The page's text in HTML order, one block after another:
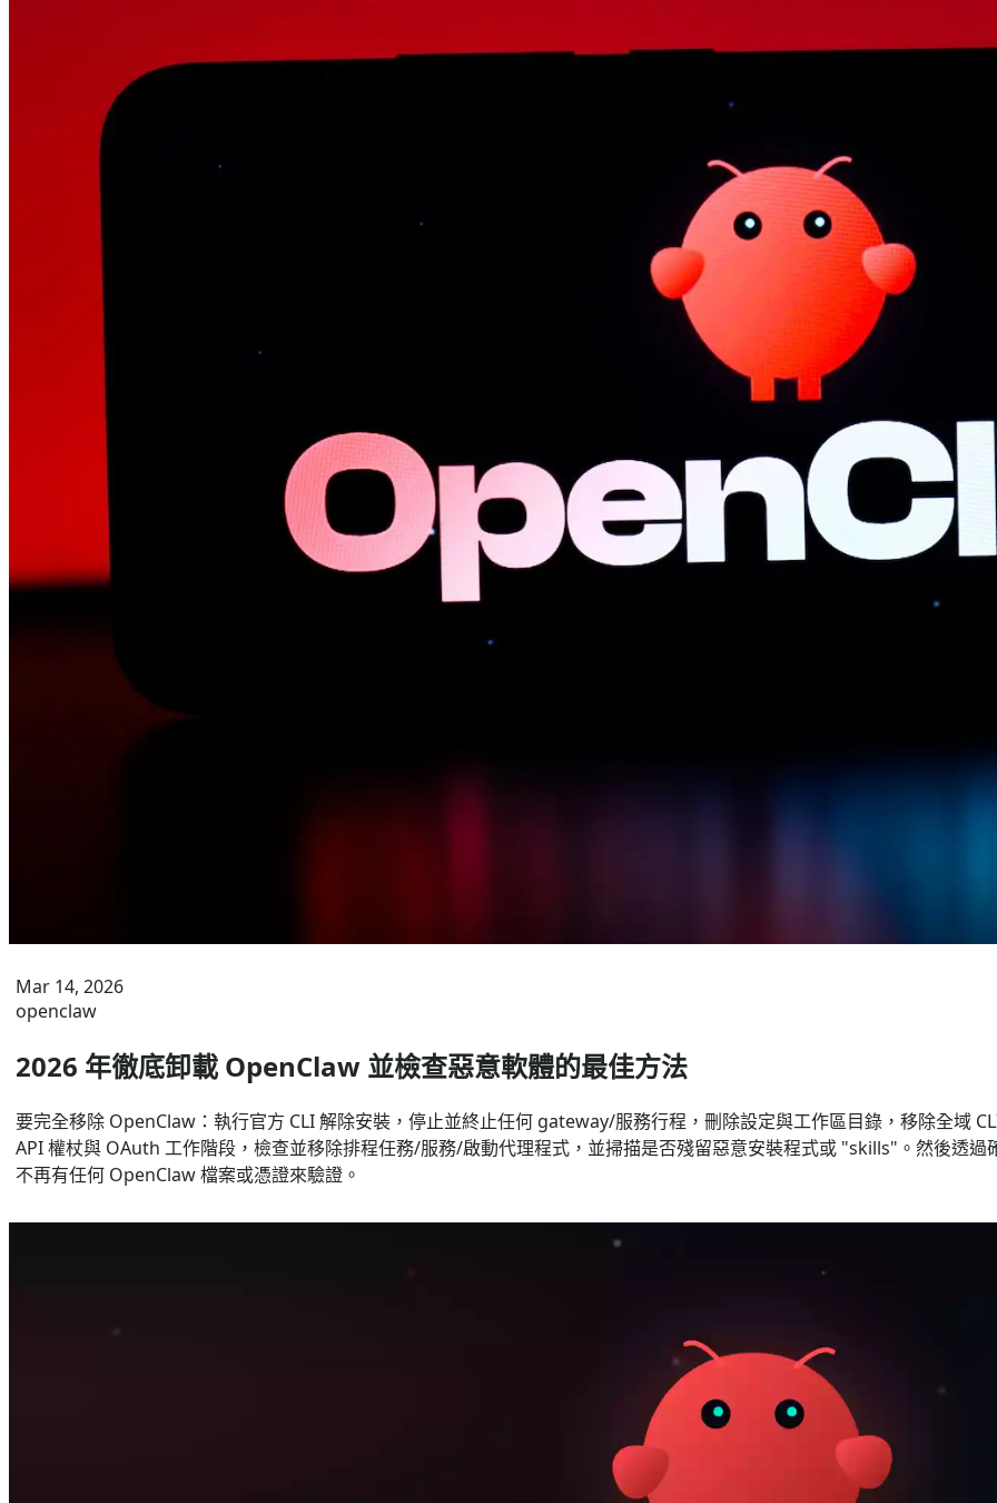
Mar 14, 2026
openclaw
2026 年徹底卸載 OpenClaw 並檢查惡意軟體的最佳方法
要完全移除 OpenClaw：執行官方 CLI 解除安裝，停止並終止任何 gateway/服務行程，刪除設定與工作區目錄，移除全域
API 權杖與 OAuth 工作階段，檢查並移除排程任務/服務/啟動代理程式，並掃描是否殘留惡意安裝程式或 "skills"。然後透
不再有任何 OpenClaw 檔案或憑證來驗證。